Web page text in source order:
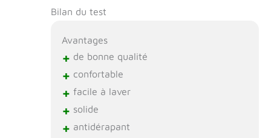
Bilan du test
Avantages
+ de bonne qualité
+ confortable
+ facile à laver
+ solide
+ antidérapant